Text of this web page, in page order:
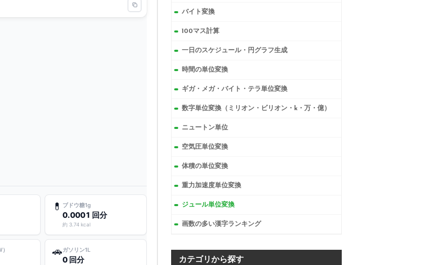
💊 ブドウ糖1g
0.0001 回分
約 3.74 kcal
🚗ガソリン1L
0 回分
バイト変換
100マス計算
一日のスケジュール・円グラフ生成
時間の単位変換
ギガ・メガ・バイト・テラ単位変換
数字単位変換（ミリオン・ビリオン・k・万・億）
ニュートン単位
空気圧単位変換
体積の単位変換
重力加速度単位変換
ジュール単位変換
画数の多い漢字ランキング
カテゴリから探す